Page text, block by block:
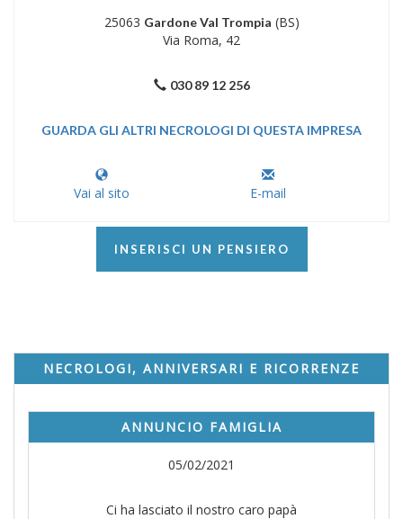
25063 Gardone Val Trompia (BS)
Via Roma, 42
030 89 12 256
GUARDA GLI ALTRI NECROLOGI DI QUESTA IMPRESA
Vai al sito E-mail
INSERISCI UN PENSIERO
NECROLOGI, ANNIVERSARI E RICORRENZE
ANNUNCIO FAMIGLIA
05/02/2021
Ci ha lasciato il nostro caro papà